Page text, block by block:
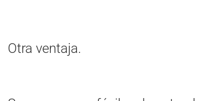
Otra ventaja.